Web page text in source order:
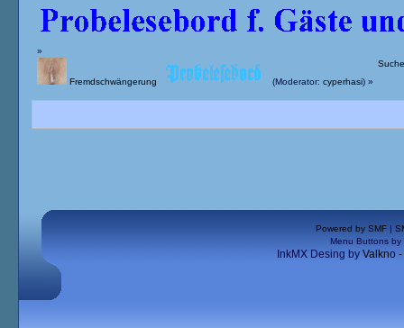
»
Fremdschwängerung (Moderator: cyperhasi) »
Powered by SMF |
Menu Buttons by
InkMX Desing by Valkno